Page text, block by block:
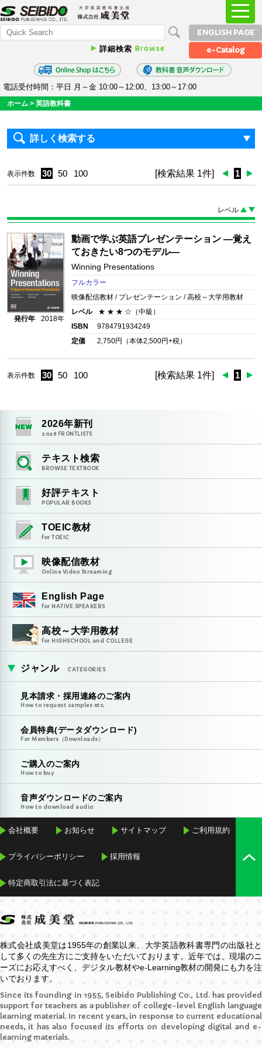
詳細検索 Browse
ENGLISH PAGE
e-Catalog
電話受付時間：平日 月～金 10:00～12:00、13:00～17:00
ホーム > 英語教科書
詳しく検索する
表示件数 30 50 100 [検索結果 1件] 1
レベル
発行年 2018年
動画で学ぶ英語プレゼンテーション ―覚え
ておきたい8つのモデル―
Winning Presentations
フルカラー
映像配信教材 / プレゼンテーション / 高校～大学用教材
レベル
★ ★ ★ ☆（中級）
ISBN
9784791934249
定価
2,750円（本体2,500円+税）
表示件数 30 50 100 [検索結果 1件] 1
2026年新刊
2026FRONTLISTS
テキスト検索
BROWSE TEXTBOOK
好評テキスト
POPULAR BOOKS
TOEIC教材
for TOEIC
映像配信教材
Online Video Streaming
English Page
for NATIVE SPEAKERS
高校～大学用教材
for HIGHSCHOOL and COLLEGE
ジャンル CATEGORIES
見本請求・採用連絡のご案内
How to request samples etc.
会員特典(データダウンロード)
For Members（Downloads）
ご購入のご案内
How to buy
音声ダウンロードのご案内
How to download audio
会社概要 お知らせ サイトマップ ご利用規約
プライバシーポリシー 採用情報
特定商取引法に基づく表記
株式会社成美堂は1955年の創業以来、大学英語教科書専門の出版社と
して多くの先生方にご支持をいただいております。近年では、現場のニ
ーズにお応えすべく、デジタル教材やe-Learning教材の開発にも力を注
いでおります。
Since its founding in 1955, Seibido Publishing Co., Ltd. has provided
support for teachers as a publisher of college-level English language
learning material. In recent years, in response to current educational
needs, it has also focused its efforts on developing digital and e-
learning materials.